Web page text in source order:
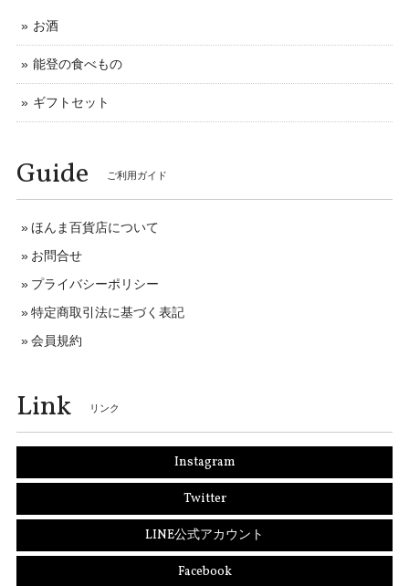
お酒
能登の食べもの
ギフトセット
Guide ご利用ガイド
ほんま百貨店について
お問合せ
プライバシーポリシー
特定商取引法に基づく表記
会員規約
Link リンク
Instagram
Twitter
LINE公式アカウント
Facebook